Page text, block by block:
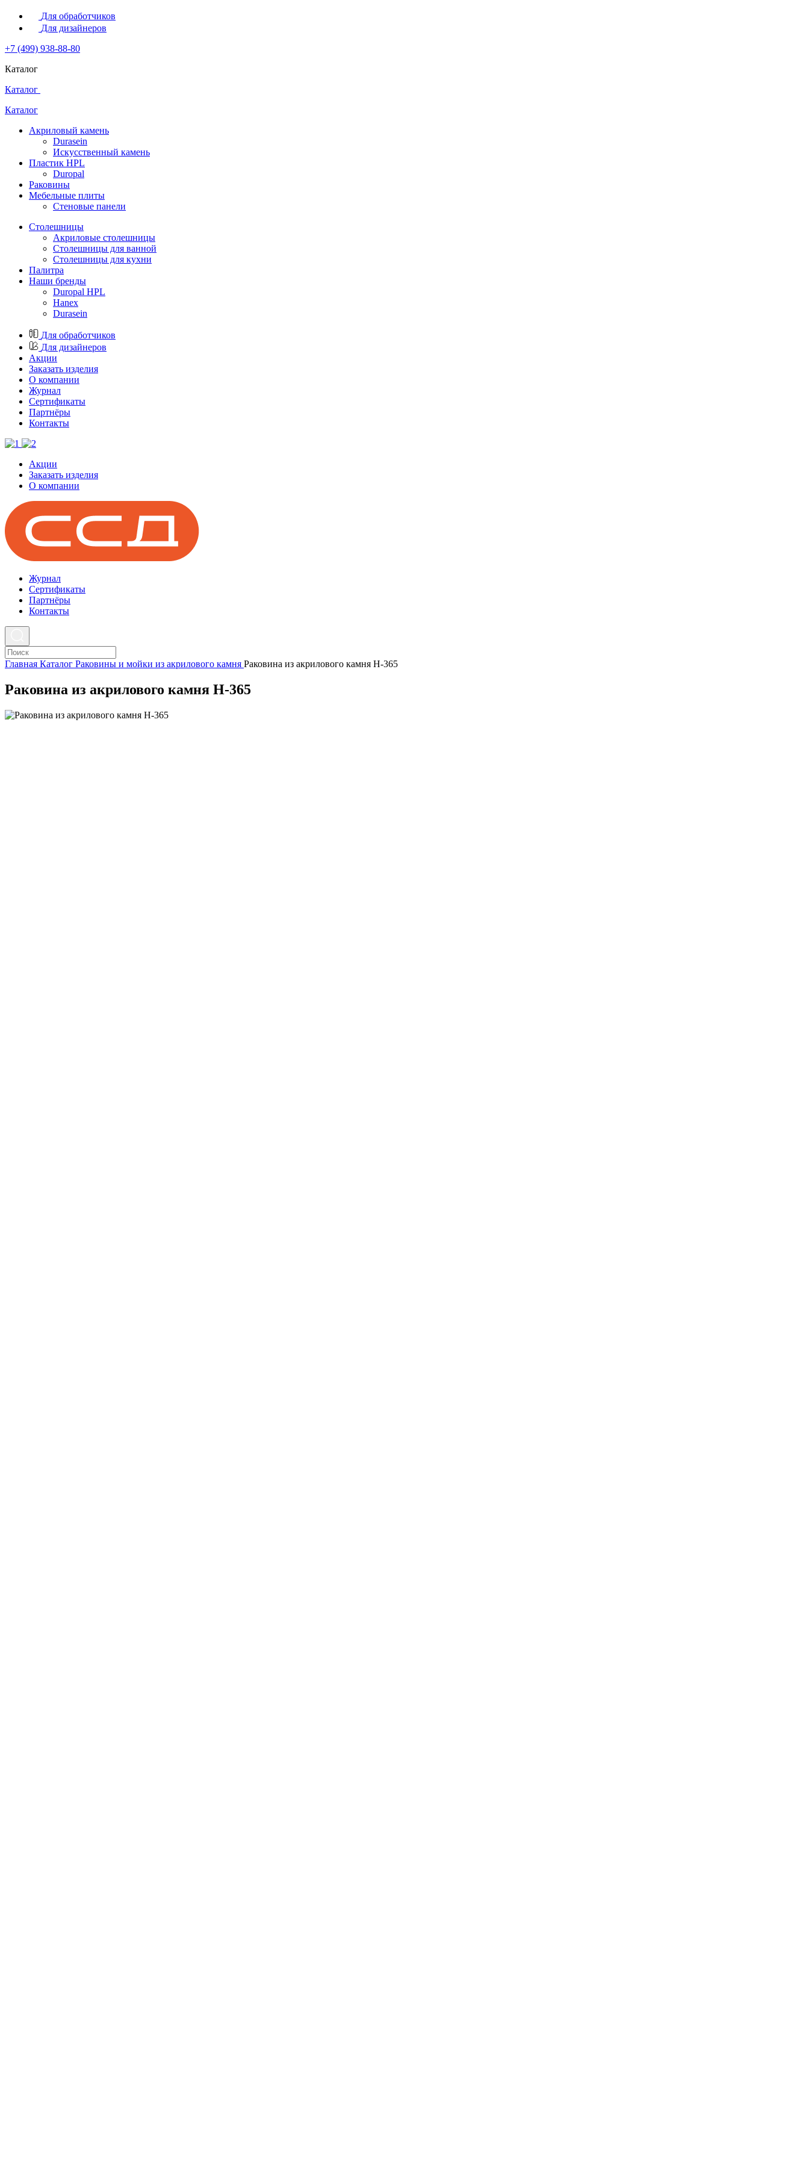
Для обработчиков
Для дизайнеров
+7 (499) 938-88-80
Каталог
Каталог
Каталог
Акриловый камень
Durasein
Искусственный камень
Пластик HPL
Duropal
Раковины
Мебельные плиты
Стеновые панели
Столешницы
Акриловые столешницы
Столешницы для ванной
Столешницы для кухни
Палитра
Наши бренды
Duropal HPL
Hanex
Durasein
Для обработчиков
Для дизайнеров
Акции
Заказать изделия
О компании
Журнал
Cертификаты
Партнёры
Контакты
Акции
Заказать изделия
О компании
Журнал
Cертификаты
Партнёры
Контакты
Главная Каталог Раковины и мойки из акрилового камня Раковина из акрилового камня H-365
Раковина из акрилового камня H-365